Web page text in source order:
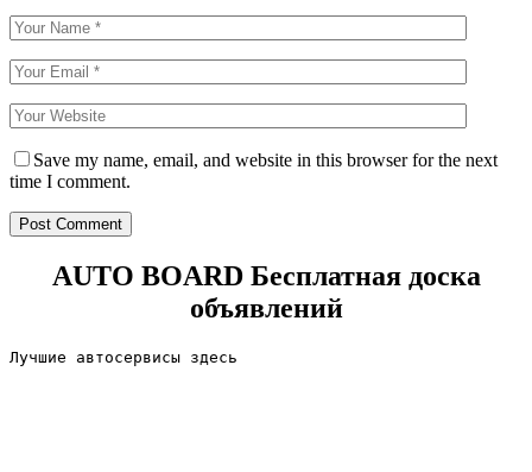
Save my name, email, and website in this browser for the next
time I comment.
AUTO BOARDБесплатная доска
объявлений
Лучшие автосервисы здесь